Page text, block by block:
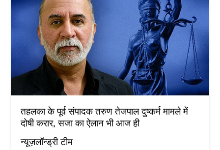
तहलका के पूर्व संपादक तरुण तेजपाल दुष्कर्म मामले में
दोषी करार, सजा का ऐलान भी आज ही
न्यूज़लॉन्ड्री टीम